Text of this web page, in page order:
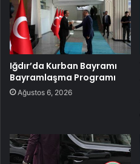
Iğdır’da Kurban Bayramı
Bayramlaşma Programı
Ağustos 6, 2026